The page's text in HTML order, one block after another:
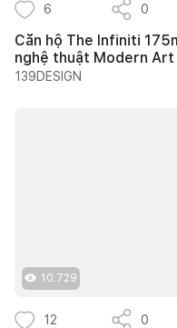
6 0
Căn hộ The Infiniti
nghệ thuật Modern
139DESIGN
10.729
12 0